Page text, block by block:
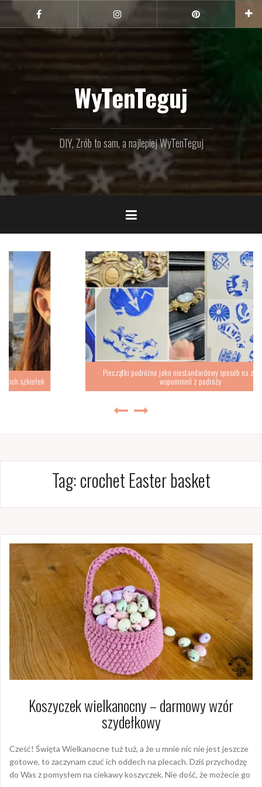
treści
Facebook Instagram
WyTenTeguj
DIY, Zrób to sam, a najlepiej WyTenTeguj
Pieczątki podróżne jako niestandardowy sposób na zbieranie
wspomnień z podróży
Tag:crochet Easter basket
Koszyczek wielkanocny – darmowy wzór
szydełkowy
Cześć! Święta Wielkanocne tuż tuż, a że u mnie nic nie jest jeszcze
gotowe, to zaczynam czuć ich oddech na plecach. Dziś przychodzę
do Was z pomysłem na ciekawy koszyczek. Nie dość, że możecie go